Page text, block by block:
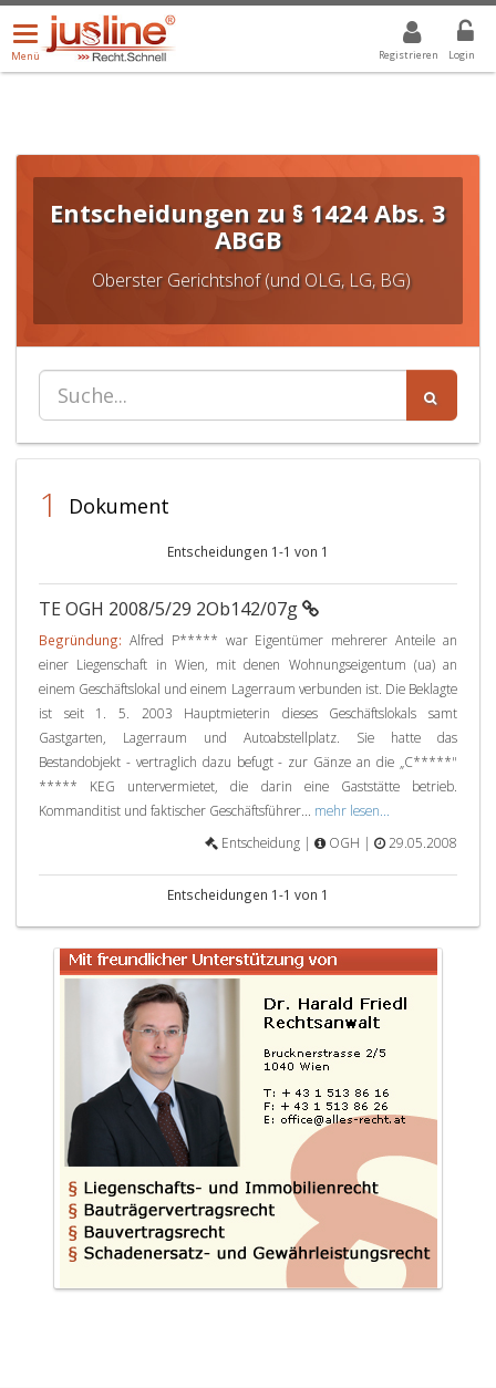
Registrieren Login
Menü
öffnen/schließen
Menü
ALLE DROPDOWN: GEWÄHLTER WERT IST ALLE
Entscheidungen zu § 1424 Abs. 3
ABGB
Oberster Gerichtshof (und OLG, LG, BG)
1 Dokument
Entscheidungen 1-1 von 1
TE OGH 2008/5/29 2Ob142/07g
Begründung: Alfred P***** war Eigentümer mehrerer Anteile an
einer Liegenschaft in Wien, mit denen Wohnungseigentum (ua) an
einem Geschäftslokal und einem Lagerraum verbunden ist. Die Beklagte
ist seit 1. 5. 2003 Hauptmieterin dieses Geschäftslokals samt
Gastgarten, Lagerraum und Autoabstellplatz. Sie hatte das
Bestandobjekt - vertraglich dazu befugt - zur Gänze an die „C*****"
***** KEG untervermietet, die darin eine Gaststätte betrieb.
Kommanditist und faktischer Geschäftsführer... mehr lesen...
Entscheidung |
OGH | 29.05.2008
Entscheidungen 1-1 von 1